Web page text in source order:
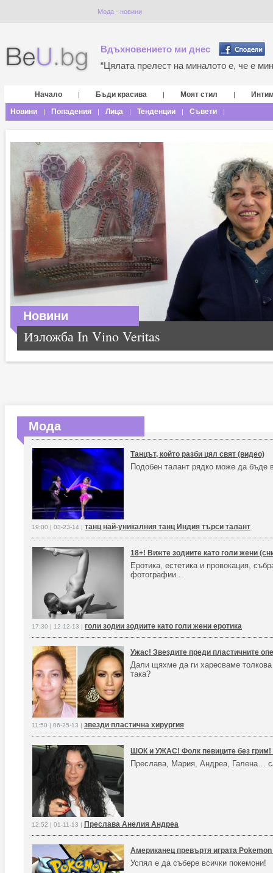
Мода - новини
Вдъхновението ми днес
“Цялата прелест на миналото е, че е
Начало | Бъди красива | Моят стил |
Новини
| Попадения | Лица | Тенденции | Съвети |
Новини
Изложба In Vino Veritas
Мода
Танцът, който разби цял свят (видео)
Подобен талант рядко може да бъде
19:00 | 03-23-14 | танц най-уникалния танц Индия търси талант
18+! Вижте зодиите като голи жени
Еротика, естетика и провокация,
фотографии...
17:30 | 12-12-13 | голи зодии зодиите като голи жени еротика
Ужас! Звездите преди пластичните
Дали щяхме да ги харесваме
така?
11:50 | 06-25-13 | звезди пластична хирургия
ШОК и УЖАС! Фолк певиците без грим!
Преслава, Мария, Андреа, Галена…
12:52 | 01-11-13 | Преслава Анелия Андреа
Американец превъртя играта Pokemon
Успял е да събере всички покемони!